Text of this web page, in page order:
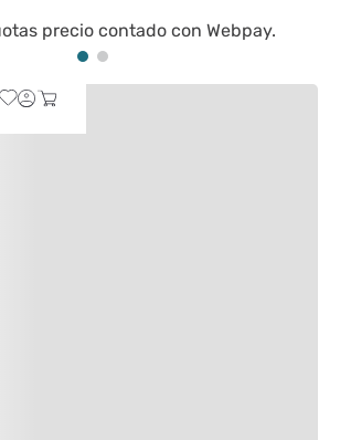
precio contado con Webpay.